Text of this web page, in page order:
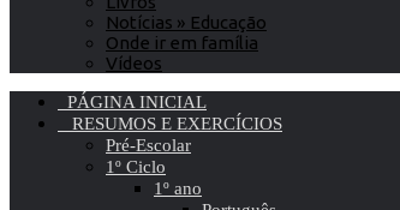
Notícias » Educação
Onde ir em família
Vídeos
PÁGINA INICIAL
RESUMOS E EXERCÍCIOS
Pré-Escolar
1º Ciclo
1º ano